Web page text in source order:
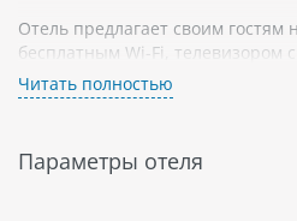
Отель предлагает своим
бесплатным Wi-Fi, телевизором
спутниковыми каналами.
классическом стиле и
В отеле также есть ресторан,
Читать полностью
Параметры отеля